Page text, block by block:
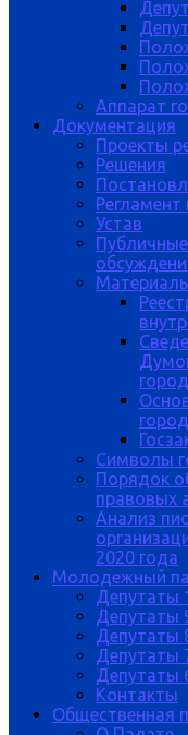
Аппарат
Документация
Проекты
Решения
Устав
Символы
Порядок
правовых
Анализ
2020 года
Молодежный
Депутаты
Депутаты
Депутаты
Депутаты
Депутаты
Контакты
Общественная